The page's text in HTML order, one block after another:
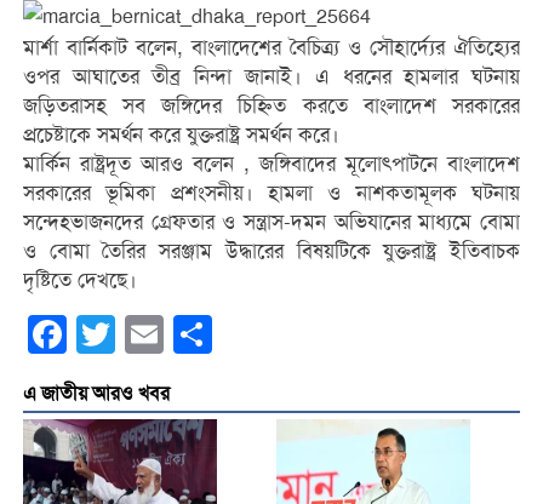
মার্শা বার্নিকাট বলেন, বাংলাদেশের বৈচিত্র্য ও সৌহার্দ্যের ঐতিহ্যের
ওপর আঘাতের তীব্র নিন্দা জানাই। এ ধরনের হামলার ঘটনায়
জড়িতরাসহ সব জঙ্গিদের চিহ্নিত করতে বাংলাদেশ সরকারের
প্রচেষ্টাকে সমর্থন করে যুক্তরাষ্ট্র সমর্থন করে।
মার্কিন রাষ্ট্রদূত আরও বলেন , জঙ্গিবাদের মূলোৎপাটনে বাংলাদেশ
সরকারের ভূমিকা প্রশংসনীয়। হামলা ও নাশকতামূলক ঘটনায়
সন্দেহভাজনদের গ্রেফতার ও সন্ত্রাস-দমন অভিযানের মাধ্যমে বোমা
ও বোমা তৈরির সরঞ্জাম উদ্ধারের বিষয়টিকে যুক্তরাষ্ট্র ইতিবাচক
দৃষ্টিতে দেখছে।
Facebook
Twitter Email
এ জাতীয় আরও খবর